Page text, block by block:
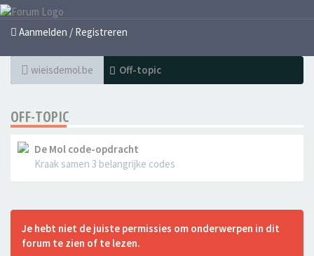
Aanmelden / Registreren
wieisdemol.be Off-topic
OFF-TOPIC
De Mol code-opdracht
Kraak samen 3 belangrijke codes
Je hebt niet de juiste permissies om onderwerpen in dit
forum te zien of te lezen.